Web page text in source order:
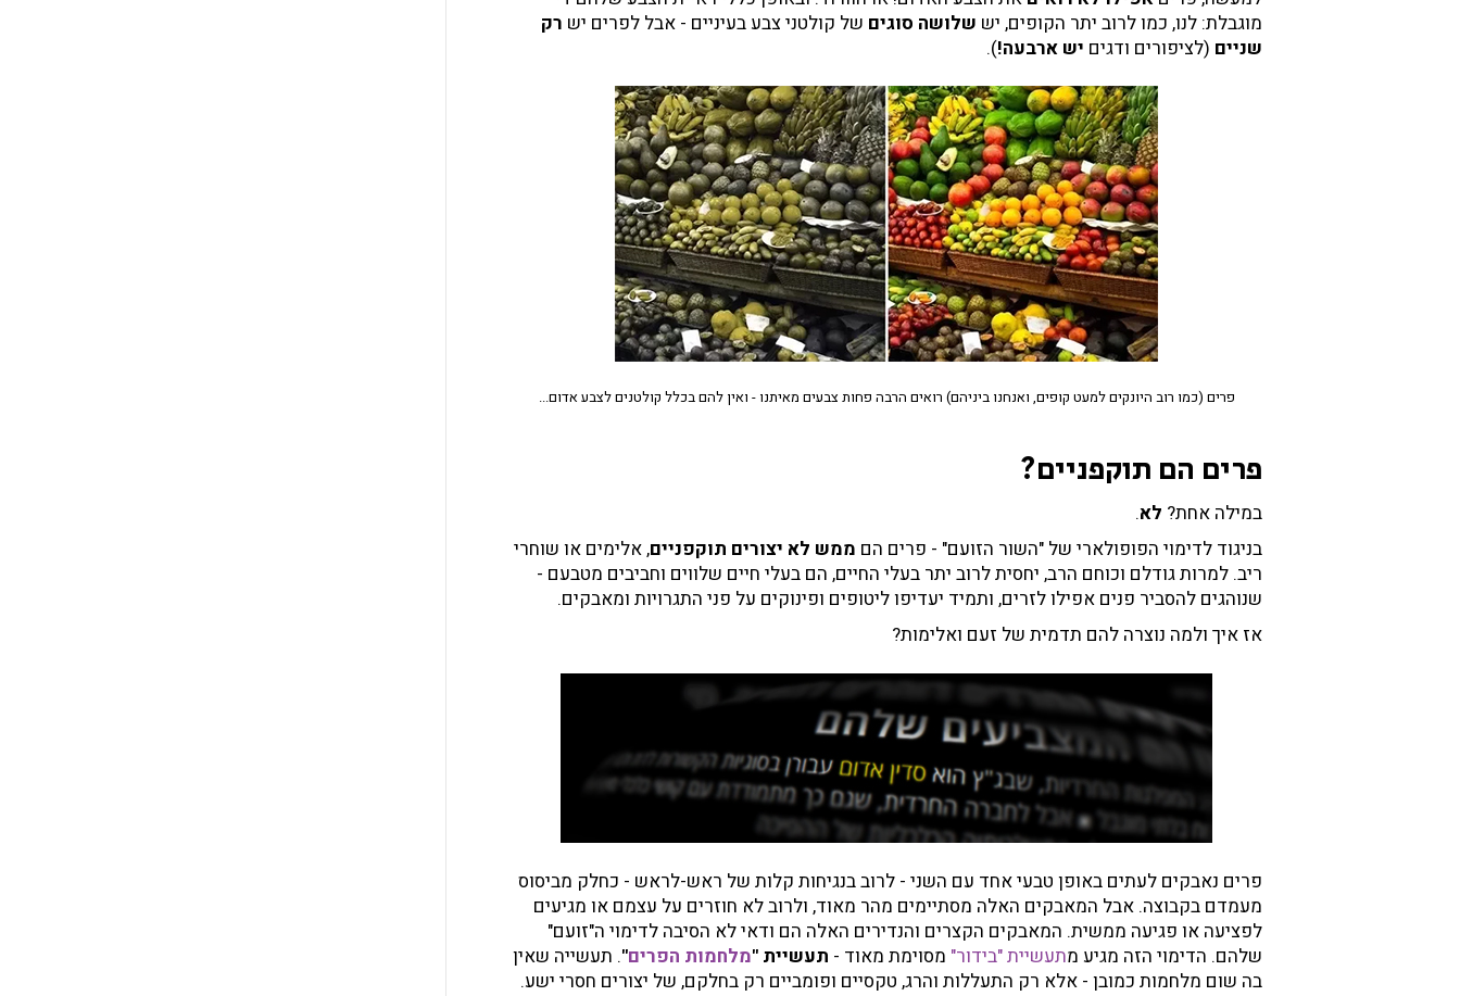
מוגבלת: לנו, כמו לרוב יתר הקופים, יש שלושה סוגים של קולטני צבע בעיניים - אבל לפרים יש רק
שניים (לציפורים ודגים יש ארבעה!).
פרים (כמו רוב היונקים למעט קופים, ואנחנו ביניהם) רואים הרבה פחות צבעים מאיתנו - ואין להם בכלל קולטנים לצבע אדום...
פרים הם תוקפניים?
במילה אחת? לא.
בניגוד לדימוי הפופולארי של "השור הזועם" - פרים הם ממש לא יצורים תוקפניים, אלימים או שוחרי
ריב. למרות גודלם וכוחם הרב, יחסית לרוב יתר בעלי החיים, הם בעלי חיים שלווים וחביבים מטבעם -
שנוהגים להסביר פנים אפילו לזרים, ותמיד יעדיפו ליטופים ופינוקים על פני התגרויות ומאבקים.
אז איך ולמה נוצרה להם תדמית של זעם ואלימות?
פרים נאבקים לעתים באופן טבעי אחד עם השני - לרוב בנגיחות קלות של ראש-לראש - כחלק מביסוס
מעמדם בקבוצה. אבל המאבקים האלה מסתיימים מהר מאוד, ולרוב לא חוזרים על עצמם או מגיעים
לפציעה או פגיעה ממשית. המאבקים הקצרים והנדירים האלה הם ודאי לא הסיבה לדימוי ה"זועם"
שלהם. הדימוי הזה מגיע מתעשיית "בידור" מסוימת מאוד - תעשיית "מלחמות הפרים". תעשייה שאין
בה שום מלחמות כמובן - אלא רק התעללות והרג, טקסיים ופומביים רק בחלקם, של יצורים חסרי ישע.